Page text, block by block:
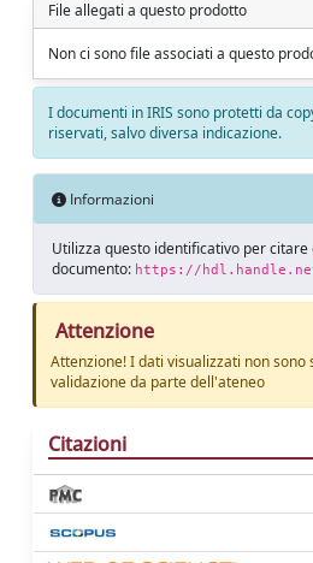
File allegati a questo prodotto
Non ci sono file associati a questo
I documenti in IRIS sono protetti da
riservati, salvo diversa indicazione.
Informazioni
Utilizza questo identificativo per
documento: https://
Attenzione
Attenzione! I dati visualizzati non sono
validazione da parte dell'ateneo
Citazioni